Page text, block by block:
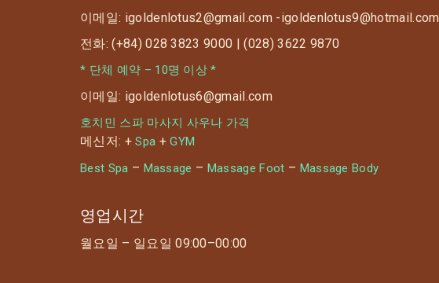
이메일: igoldenlotus2@gmail.com -igoldenlotus9@hotmail.com
전화: (+84) 028 3823 9000 | (028) 3622 9870
* 단체 예약 – 10명 이상 *
이메일: igoldenlotus6@gmail.com
호치민 스파 마사지 사우나 가격
메신저: +Spa +GYM
Best Spa – Massage – Massage Foot – Massage Body
영업시간
월요일 – 일요일 09:00–00:00